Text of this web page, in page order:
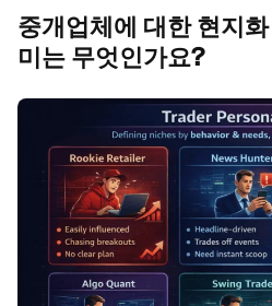
중개업체에 대한 현지
미는 무엇인가요?